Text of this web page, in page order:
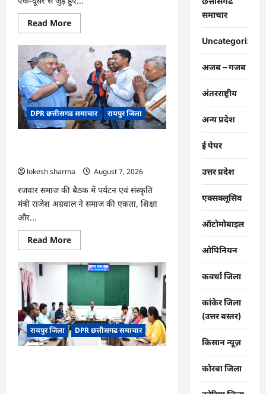
Read MoreRead
more
CG
संरक्षण
से
बदला
जीवन
:
धमतरी
के
भोथापारा
आर्थिक
का
नया
आधार
DPR छत्तीसगढ समाचार रायपुर जिला
lokesh sharma
August 7, 2026
रजवार समाज की बैठक में पर्यटन एवं संस्कृति
मंत्री राजेश अग्रवाल ने समाज की एकता, शिक्षा
और...
Read MoreRead
more
CG
:
एकजुटता
सामाजिक
विकास
की
सबसे
बड़ी
शक्ति
रायपुर जिला DPR छत्तीसगढ समाचार
समाचार
Uncategorized
अजब – गजब
अंतरराष्ट्रीय
अन्य प्रदेश
ई पेपर
उत्तर प्रदेश
एक्सक्लूसिव
ऑटोमोबाइल
ओपिनियन
कवर्धा जिला
कांकेर जिला
(उत्तर बस्तर)
किसान न्यूज़
कोरबा जिला